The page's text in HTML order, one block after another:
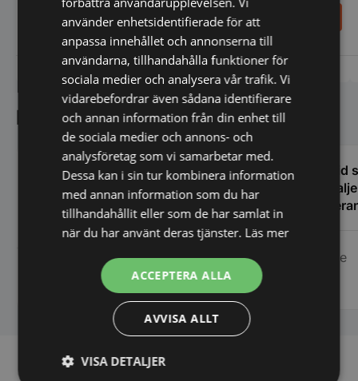
SEK
Vi prisjämför
919,00SEK
Vi prisjämför
Kundnöjdhet
Absolut bästa servicen och mycket
trevlig och kunnig personal. Deras
produkter är klart över förväntan. Kan
varmt rekommenderas!
Peter Hallqvist
Alltid
Calle
använder enhetsidentifierade för att
anpassa innehållet och annonserna till
användarna, tillhandahålla funktioner för
sociala medier och analysera vår trafik. Vi
vidarebefordrar även sådana identifierare
och annan information från din enhet till
de sociala medier och annons- och
analysföretag som vi samarbetar med.
Dessa kan i sin tur kombinera information
med annan information som du har
tillhandahållit eller som de har samlat in
när du har använt deras tjänster. Läs mer
ACCEPTERA ALLA
AVVISA ALLT
VISA DETALJER